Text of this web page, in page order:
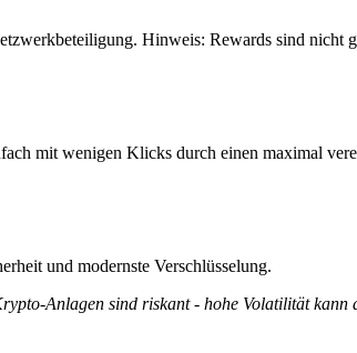
Hinweis: Rewards sind nicht
mit wenigen Klicks durch einen maximal
und modernste Verschlüsselung.
Anlagen sind riskant - hohe Volatilität kann